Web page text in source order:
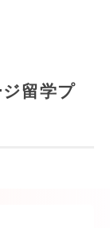
留学プ